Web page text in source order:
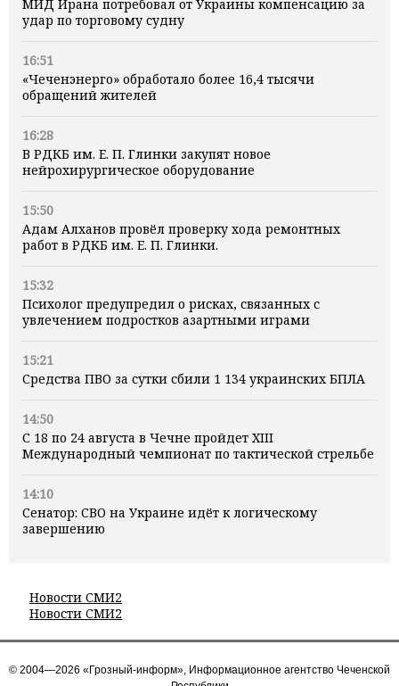
МИД Ирана потребовал от Украины компенсацию за
удар по торговому судну
16:51
«Чеченэнерго» обработало более 16,4 тысячи
обращений жителей
16:28
В РДКБ им. Е. П. Глинки закупят новое
нейрохирургическое оборудование
15:50
Адам Алханов провёл проверку хода ремонтных
работ в РДКБ им. Е. П. Глинки.
15:32
Психолог предупредил о рисках, связанных с
увлечением подростков азартными играми
15:21
Средства ПВО за сутки сбили 1 134 украинских БПЛА
14:50
С 18 по 24 августа в Чечне пройдет XIII
Международный чемпионат по тактической стрельбе
14:10
Сенатор: СВО на Украине идёт к логическому
завершению
Новости СМИ2
Новости СМИ2
© 2004—2026 «Грозный-информ», Информационное агентство Чеченской